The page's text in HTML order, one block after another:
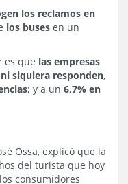
los reclamos en
los buses en un
es que las empresas
siquiera responden,
; y a un 6,7% en
Ossa, explicó que la
del turista que hoy
consumidores